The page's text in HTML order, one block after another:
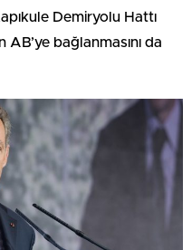
Demiryolu Hattı
AB’ye bağlanmasını da